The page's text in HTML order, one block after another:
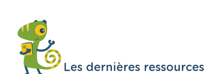
Les dernières ressources